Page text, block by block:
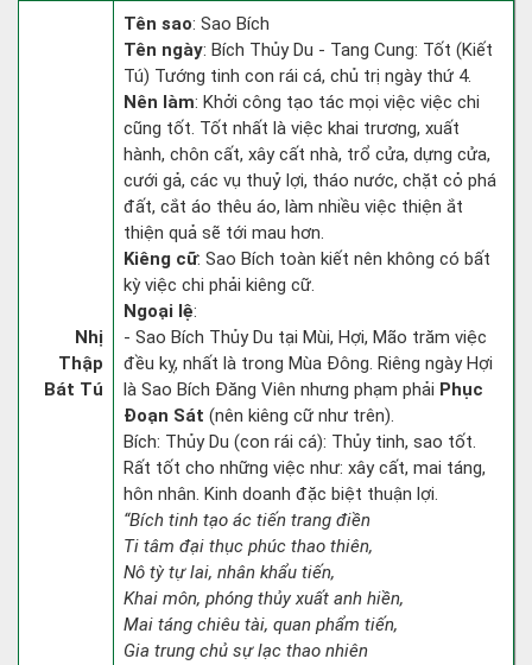
Nhị
Thập
Bát Tú
Tên sao: Sao Bích
Tên ngày: Bích Thủy Du - Tang Cung: Tốt (Kiết
Tú) Tướng tinh con rái cá, chủ trị ngày thứ 4.
Nên làm: Khởi công tạo tác mọi việc việc chi
cũng tốt. Tốt nhất là việc khai trương, xuất
hành, chôn cất, xây cất nhà, trổ cửa, dựng cửa,
cưới gả, các vụ thuỷ lợi, tháo nước, chặt cỏ phá
đất, cắt áo thêu áo, làm nhiều việc thiện ắt
thiện quả sẽ tới mau hơn.
Kiêng cữ: Sao Bích toàn kiết nên không có bất
kỳ việc chi phải kiêng cữ.
Ngoại lệ:
- Sao Bích Thủy Du tại Mùi, Hợi, Mão trăm việc
đều kỵ, nhất là trong Mùa Đông. Riêng ngày Hợi
là Sao Bích Đăng Viên nhưng phạm phải Phục
Đoạn Sát (nên kiêng cữ như trên).
Bích: Thủy Du (con rái cá): Thủy tinh, sao tốt.
Rất tốt cho những việc như: xây cất, mai táng,
hôn nhân. Kinh doanh đặc biệt thuận lợi.
“Bích tinh tạo ác tiến trang điền
Ti tâm đại thục phúc thao thiên,
Nô tỳ tự lai, nhân khẩu tiến,
Khai môn, phóng thủy xuất anh hiền,
Mai táng chiêu tài, quan phẩm tiến,
Gia trung chủ sự lạc thao nhiên